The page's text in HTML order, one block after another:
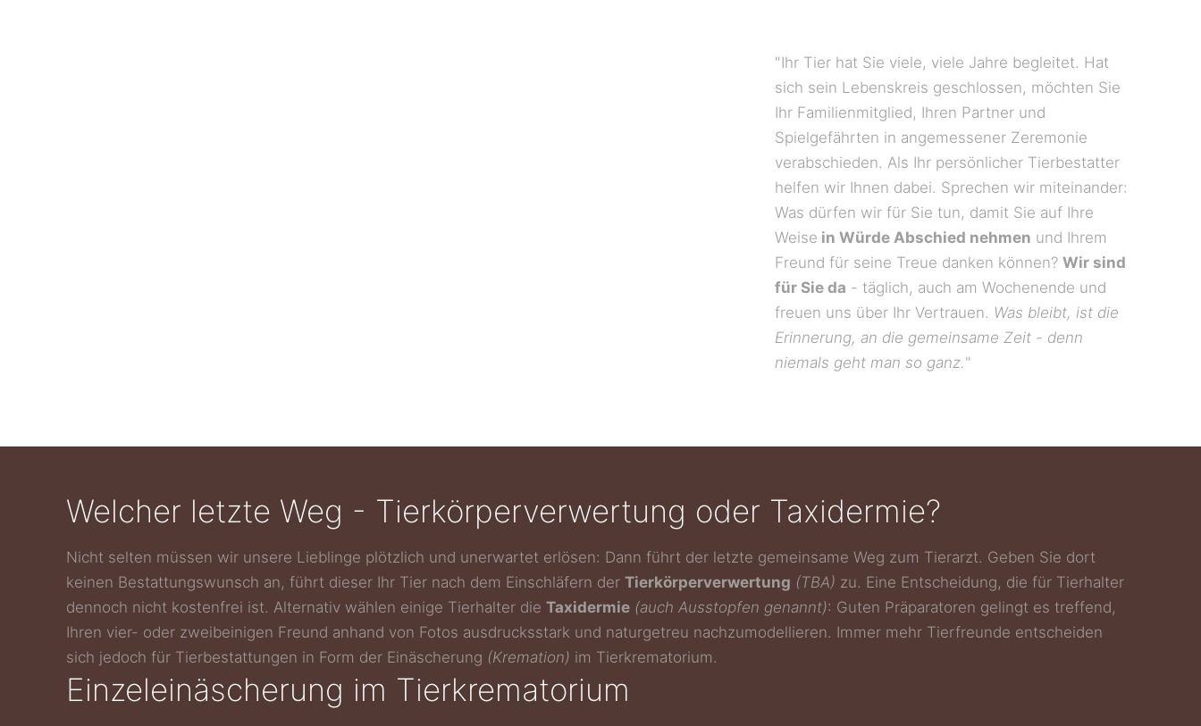
"Ihr Tier hat Sie viele, viele Jahre begleitet. Hat
sich sein Lebenskreis geschlossen, möchten Sie
Ihr Familienmitglied, Ihren Partner und
Spielgefährten in angemessener Zeremonie
verabschieden. Als Ihr persönlicher Tierbestatter
helfen wir Ihnen dabei. Sprechen wir miteinander:
Was dürfen wir für Sie tun, damit Sie auf Ihre
Weise in Würde Abschied nehmen und Ihrem
Freund für seine Treue danken können? Wir sind
für Sie da - täglich, auch am Wochenende und
freuen uns über Ihr Vertrauen. Was bleibt, ist die
Erinnerung, an die gemeinsame Zeit - denn
niemals geht man so ganz."
Welcher letzte Weg - Tierkörperverwertung oder Taxidermie?
Nicht selten müssen wir unsere Lieblinge plötzlich und unerwartet erlösen: Dann führt der letzte gemeinsame Weg zum Tierarzt. Geben Sie dort
keinen Bestattungswunsch an, führt dieser Ihr Tier nach dem Einschläfern der Tierkörperverwertung (TBA) zu. Eine Entscheidung, die für Tierhalter
dennoch nicht kostenfrei ist. Alternativ wählen einige Tierhalter die Taxidermie (auch Ausstopfen genannt): Guten Präparatoren gelingt es treffend,
Ihren vier- oder zweibeinigen Freund anhand von Fotos ausdrucksstark und naturgetreu nachzumodellieren. Immer mehr Tierfreunde entscheiden
sich jedoch für Tierbestattungen in Form der Einäscherung (Kremation) im Tierkrematorium.
Einzeleinäscherung im Tierkrematorium